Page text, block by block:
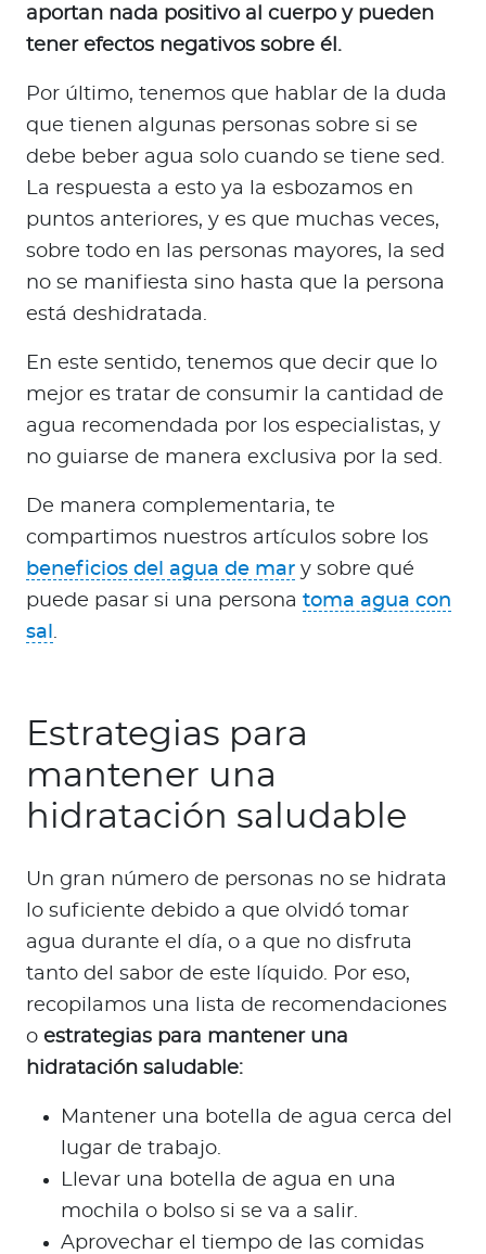
aportan nada positivo al cuerpo y pueden
tener efectos negativos sobre él.
Por último, tenemos que hablar de la duda
que tienen algunas personas sobre si se
debe beber agua solo cuando se tiene sed.
La respuesta a esto ya la esbozamos en
puntos anteriores, y es que muchas veces,
sobre todo en las personas mayores, la sed
no se manifiesta sino hasta que la persona
está deshidratada.
En este sentido, tenemos que decir que lo
mejor es tratar de consumir la cantidad de
agua recomendada por los especialistas, y
no guiarse de manera exclusiva por la sed.
De manera complementaria, te
compartimos nuestros artículos sobre los
beneficios del agua de mar y sobre qué
puede pasar si una persona toma agua con
sal .
Estrategias para
mantener una
hidratación saludable
Un gran número de personas no se hidrata
lo suficiente debido a que olvidó tomar
agua durante el día, o a que no disfruta
tanto del sabor de este líquido. Por eso,
recopilamos una lista de recomendaciones
o estrategias para mantener una
hidratación saludable:
Mantener una botella de agua cerca del
lugar de trabajo.
Llevar una botella de agua en una
mochila o bolso si se va a salir.
Aprovechar el tiempo de las comidas